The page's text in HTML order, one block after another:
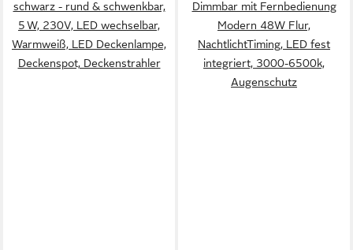
schwarz - rund & schwenkbar,
5 W, 230V, LED wechselbar,
Warmweiß, LED Deckenlampe,
Deckenspot, Deckenstrahler
Dimmbar mit Fernbedienung
Modern 48W Flur,
NachtlichtTiming, LED fest
integriert, 3000-6500k,
Augenschutz